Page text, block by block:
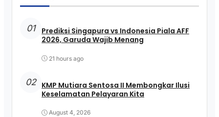
01
Prediksi Singapura vs Indonesia Piala AFF
2026, Garuda Wajib Menang
21 hours ago
02 KMP Mutiara Sentosa II Membongkar Ilusi
Keselamatan Pelayaran Kita
August 4, 2026